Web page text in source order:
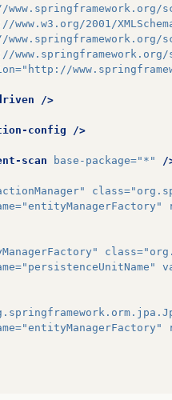
2001/
www.springframework.org/
"http://
/>
config />
scan base-package="*" /
class=
"entityManagerFactory"
class=
"persistenceUnitName"
"entityManagerFactory"